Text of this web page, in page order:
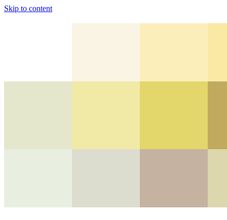
Skip to content